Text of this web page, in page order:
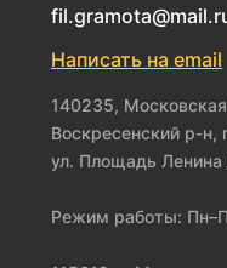
Написать на email
140235,
Воскресенский р-н,
ул. Площадь Ленина
Режим работы: